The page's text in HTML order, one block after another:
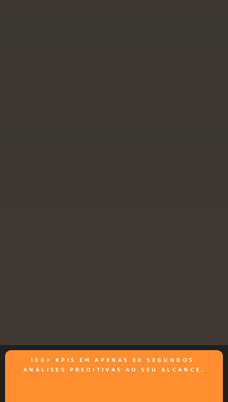
100+ KPIS EM APENAS 30 SEGUNDOS.
ANÁLISES PREDITIVAS AO SEU ALCANCE.